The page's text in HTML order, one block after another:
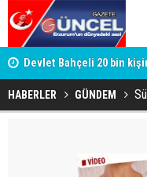
Devlet Bahçeli 20 bin
şahidi oldu
HABERLER GÜNDEM